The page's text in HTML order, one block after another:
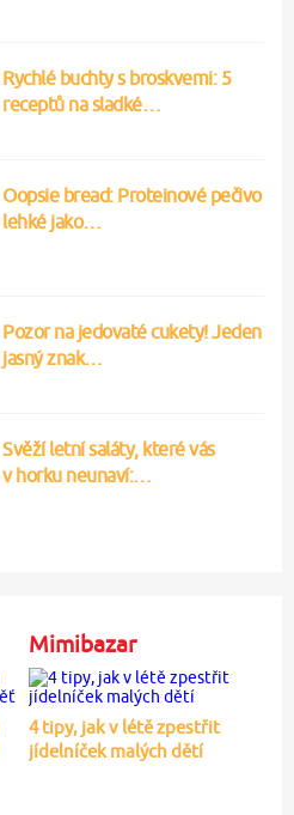
Rychlé buchty s broskvemi: 5
receptů na sladké…
Oopsie bread: Proteinové pečivo
lehké jako…
Pozor na jedovaté cukety! Jeden
jasný znak…
Svěží letní saláty, které vás
v horku neunaví:…
Mimibazar
4 tipy, jak v létě zpestřit
jídelníček malých dětí